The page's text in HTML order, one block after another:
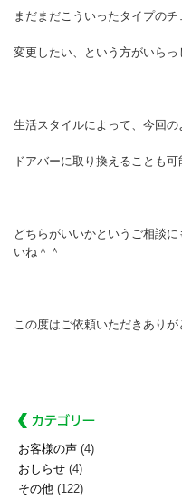
まだまだこういったタイプのチ
変更したい、という方がいらっ
生活スタイルによって、今回の
ドアバーに取り換えることも可
どちらがいいかというご相談
いね＾＾
この度はご依頼いただきありが
お客様の声 (4)
おしらせ (4)
その他 (122)